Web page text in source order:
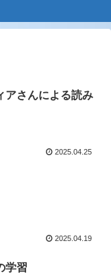
アさんによる読み
2025.04.25
2025.04.19
学習